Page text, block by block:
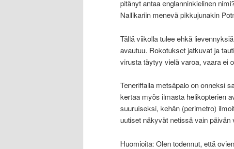
pitänyt antaa englanninkielinen
Nallikariin menevä pikkujunakin
Tällä viikolla tulee ehkä
avautuu. Rokotukset jatkuvat ja
virusta täytyy vielä varoa, vaara ei
Teneriffalla metsäpalo on onneksi
kertaa myös ilmasta helikopterien
suuruiseksi, kehän (perimetro)
uutiset näkyvät netissä vain päivän
Huomioita: Olen todennut, että